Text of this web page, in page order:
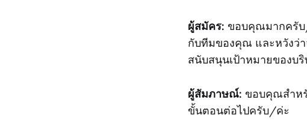
ผู้สมัคร: ขอบคุณมากครับ
กับทีมของคุณ และหวังว่
สนับสนุนเป้าหมายของบ
ผู้สัมภาษณ์: ขอบคุณสำห
ขั้นตอนต่อไปครับ/ค่ะ